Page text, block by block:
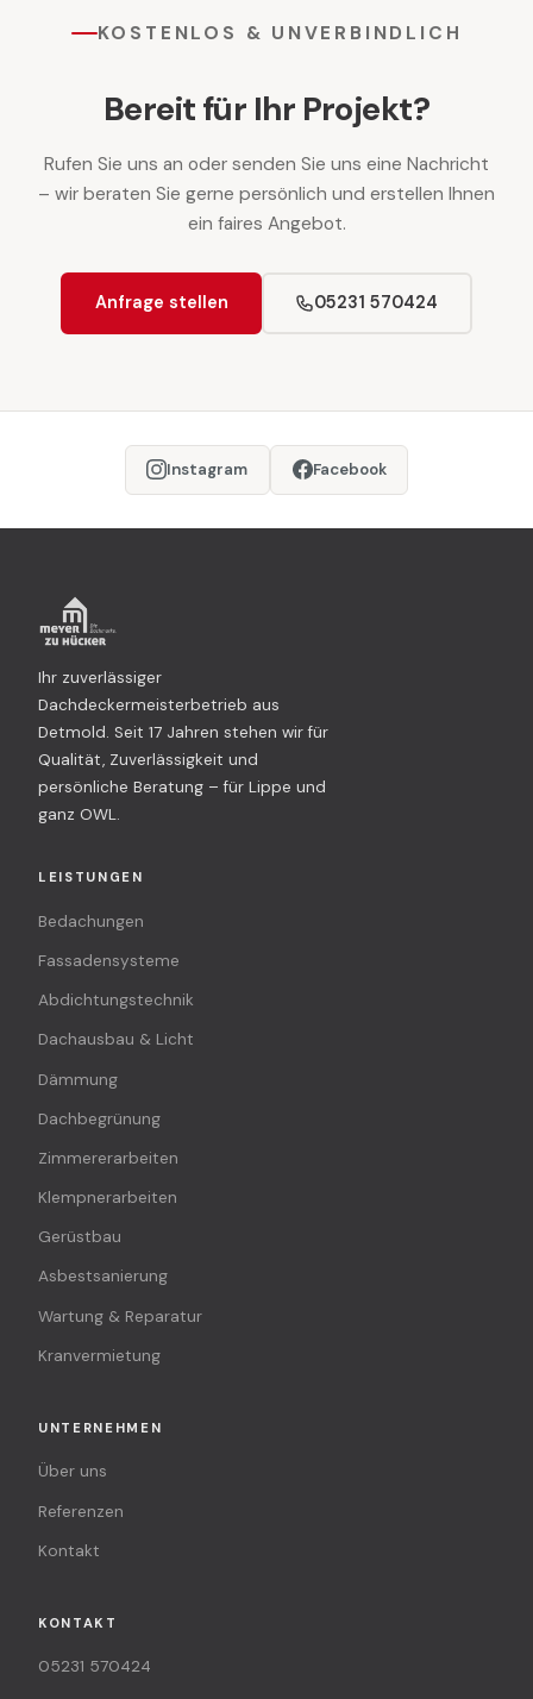
KOSTENLOS & UNVERBINDLICH
Bereit für Ihr Projekt?
Rufen Sie uns an oder senden Sie uns eine Nachricht
– wir beraten Sie gerne persönlich und erstellen Ihnen
ein faires Angebot.
Anfrage stellen 05231 570424
Instagram Facebook
Ihr zuverlässiger
Dachdeckermeisterbetrieb aus
Detmold. Seit 17 Jahren stehen wir für
Qualität, Zuverlässigkeit und
persönliche Beratung – für Lippe und
ganz OWL.
LEISTUNGEN
Bedachungen
Fassadensysteme
Abdichtungstechnik
Dachausbau & Licht
Dämmung
Dachbegrünung
Zimmererarbeiten
Klempnerarbeiten
Gerüstbau
Asbestsanierung
Wartung & Reparatur
Kranvermietung
UNTERNEHMEN
Über uns
Referenzen
Kontakt
KONTAKT
05231 570424